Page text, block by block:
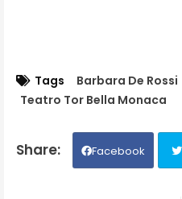
Tags Barbara De Rossi
Teatro Tor Bella Monaca
Facebook